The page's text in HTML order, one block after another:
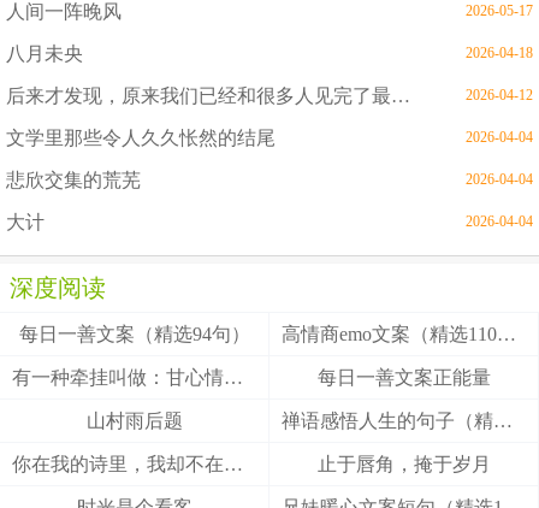
人间一阵晚风 2026-05-17
八月未央 2026-04-18
后来才发现，原来我们已经和很多人见完了最后一面 2026-04-12
文学里那些令人久久怅然的结尾 2026-04-04
悲欣交集的荒芜 2026-04-04
大计 2026-04-04
深度阅读
每日一善文案（精选94句） 高情商emo文案（精选110句）
有一种牵挂叫做：甘心情愿！ 每日一善文案正能量
山村雨后题 禅语感悟人生的句子（精选27句）
你在我的诗里，我却不在你的梦里 止于唇角，掩于岁月